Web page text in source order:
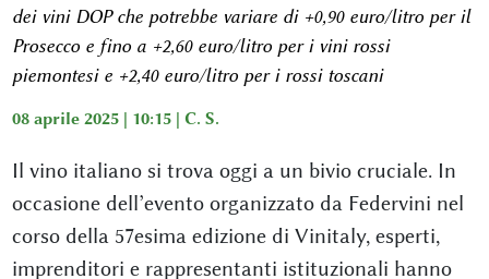
dei vini DOP che potrebbe variare di +0,90 euro/litro per il
Prosecco e fino a +2,60 euro/litro per i vini rossi
piemontesi e +2,40 euro/litro per i rossi toscani
08 aprile 2025 | 10:15 | C. S.
Il vino italiano si trova oggi a un bivio cruciale. In
occasione dell’evento organizzato da Federvini nel
corso della 57esima edizione di Vinitaly, esperti,
imprenditori e rappresentanti istituzionali hanno